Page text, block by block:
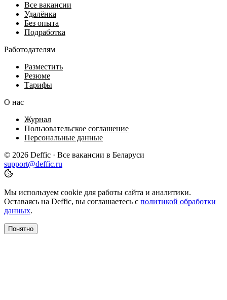
Все вакансии
Удалёнка
Без опыта
Подработка
Работодателям
Разместить
Резюме
Тарифы
О нас
Журнал
Пользовательское соглашение
Персональные данные
© 2026 Deffic · Все вакансии в Беларуси
support@deffic.ru
Мы используем cookie для работы сайта и аналитики.
Оставаясь на Deffic, вы соглашаетесь с политикой обработки
данных.
Понятно